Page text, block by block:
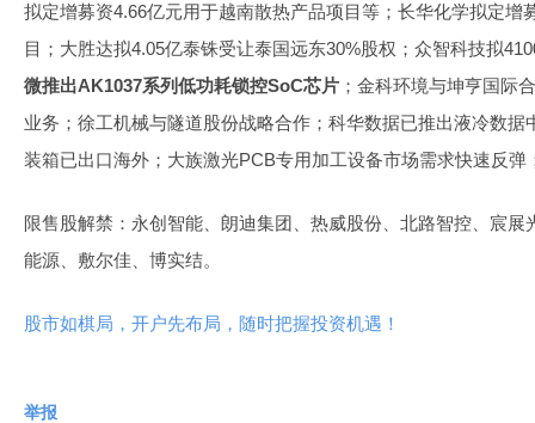
拟定增募资4.66亿元用于越南散热产品项目等；长华化学拟定增
目；大胜达拟4.05亿泰铢受让泰国远东30%股权；众智科技拟
微推出AK1037系列低功耗锁控SoC芯片 ；金科环境与坤亨国际
业务；徐工机械与隧道股份战略合作；科华数据已推出液冷数
装箱已出口海外；大族激光PCB专用加工设备市场需求快速反弹
限售股解禁：永创智能、朗迪集团、热威股份、北路智控、宸
能源、敷尔佳、博实结。
股市如棋局，开户先布局，随时把握投资机遇！
举报